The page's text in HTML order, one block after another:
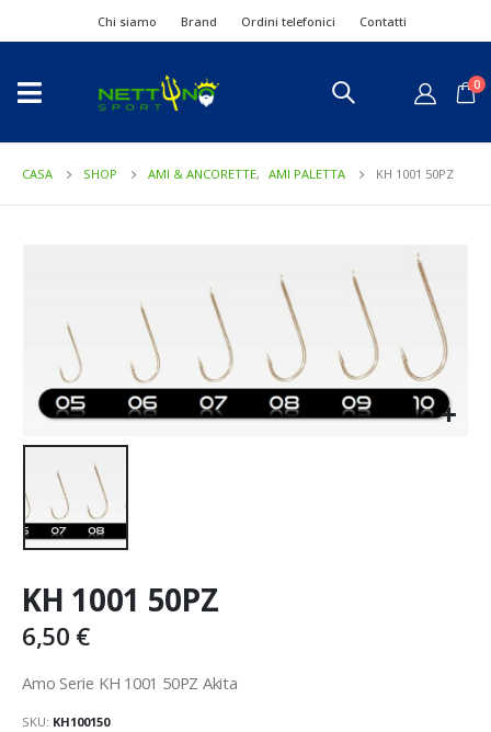
Chi siamo Brand Ordini telefonici Contatti
0
CASA SHOP AMI & ANCORETTE, AMI PALETTA KH 1001 50PZ
KH 1001 50PZ
6,50 €
Amo Serie KH 1001 50PZ Akita
SKU: KH100150